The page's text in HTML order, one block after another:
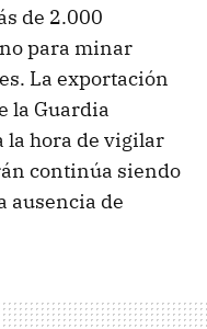
de 2.000
para minar
La exportación
la Guardia
la hora de vigilar
continúa siendo
ausencia de